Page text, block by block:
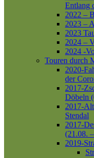
Entlang
2022 –
2023 –
2023
2024 –
2024 -
Touren durch
2020-
der
2017-
Döbeln
2017-
Stendal
2017-
(21.08.
2019-